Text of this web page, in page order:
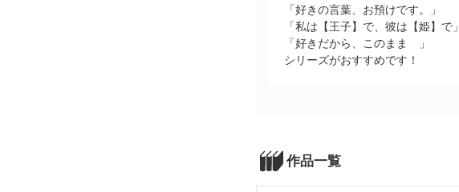
「好きの言葉、お預けです。」
「私は【王子】で、彼は【姫】で」
「好きだから、このまま 」
シリーズがおすすめです！
作品一覧